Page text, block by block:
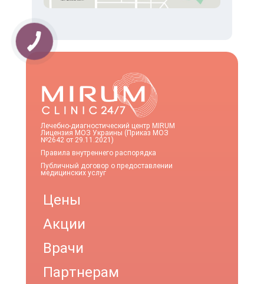
Лечебно-диагностический центр MIRUM
Лицензия МОЗ Украины (Приказ МОЗ
№2642 от 29.11.2021)
Правила внутреннего распорядка
Публичный договор о предоставлении
медицинских услуг
Цены
Акции
Врачи
Партнерам